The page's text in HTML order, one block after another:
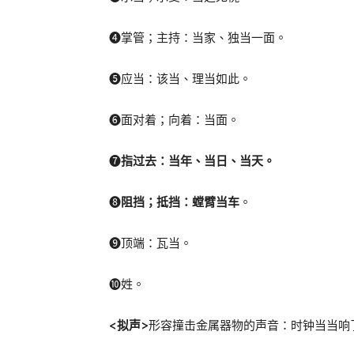
❹掌管；主持：当家、独当一面。
❺应当：该当、理当如此。
❻面对着；向着：当面。
❼指过去：当年、当日、当天 。
❽阻挡；抵挡： 螳臂当车 。
❾顶端：瓦当。
❿姓。
<拟声>形容撞击金属器物的声音：时钟当当响